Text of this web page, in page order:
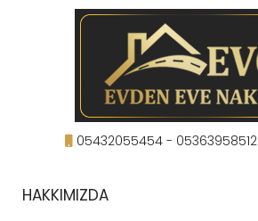
05432055454 - 05363958512
HAKKIMIZDA